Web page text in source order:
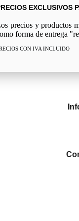
EXCLUSIVOS
precios y productos
forma de entrega
CON IVA INCLUIDO